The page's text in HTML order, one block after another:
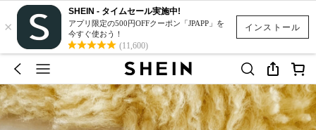
インストール
×
SHEIN - タイムセール実施中!
アプリ限定の500円OFFクーポン「JPAPP」を
今すぐ使おう！
(11,600)